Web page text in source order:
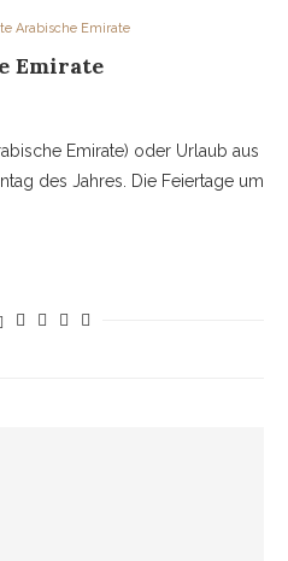
Arabische Emirate
Emirate
Emirate) oder Urlaub aus
des Jahres. Die Feiertage um